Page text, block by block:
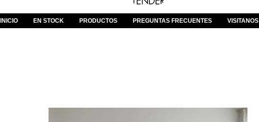
INICIO EN STOCK PRODUCTOS PREGUNTAS FRECUENTES VISITANOS